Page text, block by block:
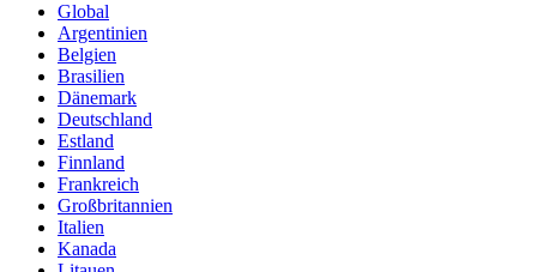
Global
Argentinien
Belgien
Brasilien
Dänemark
Deutschland
Estland
Finnland
Frankreich
Großbritannien
Italien
Kanada